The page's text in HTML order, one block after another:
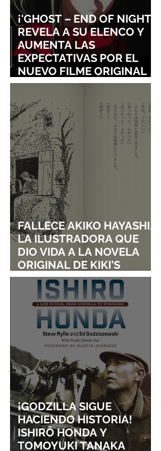
¡'GHOST – END OF NIGHT'
REVELA A SU ELENCO Y
AUMENTA LAS
EXPECTATIVAS POR EL
NUEVO FILME ORIGINAL
DE SHINGO NATSUME!
FALLECE AKIKO HAYASHI,
LA ILUSTRADORA QUE
DIO VIDA A LA NOVELA
ORIGINAL DE KIKI'S
DELIVERY SERVICE
¡GODZILLA SIGUE
HACIENDO HISTORIA!
ISHIRŌ HONDA Y
TOMOYUKI TANAKA